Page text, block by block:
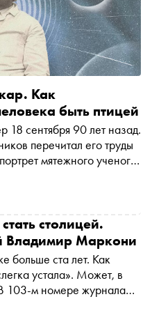
Как
быть птицей
18 сентября 90 лет назад.
перечитал его труды
мятежного ученого-
влюблялся, страдал
в лучистую
города и вдохновлял
с раскрытым зонтом, – в
столицей.
Владимир Маркони
больше ста лет. Как
устала». Может, в
вопрос: «Что, если бы